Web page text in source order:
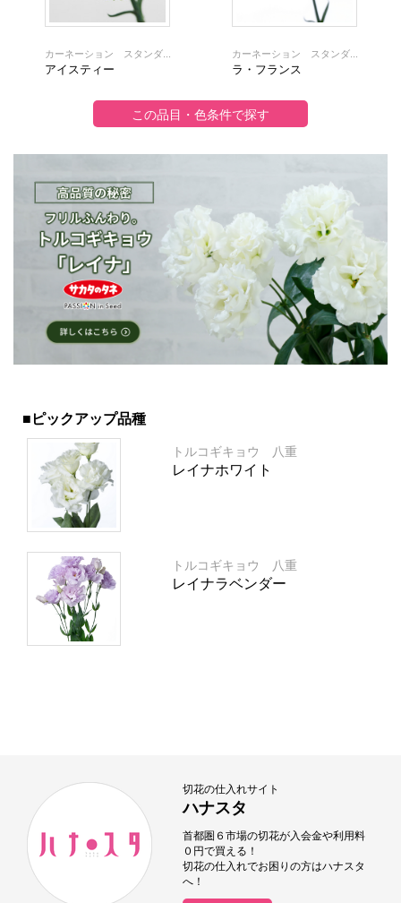
カーネーション スタンダ...
アイスティー
カーネーション スタンダ...
ラ・フランス
■ピックアップ品種
トルコギキョウ 八重
レイナホワイト
トルコギキョウ 八重
レイナラベンダー
切花の仕入れサイト
ハナスタ
首都圏６市場の切花が入会金や利用料
０円で買える！
切花の仕入れでお困りの方はハナスタ
へ！